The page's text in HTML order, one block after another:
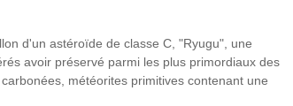
d'un astéroïde de classe C, "Ryugu", une
avoir préservé parmi les plus primordiaux des
météorites primitives contenant une